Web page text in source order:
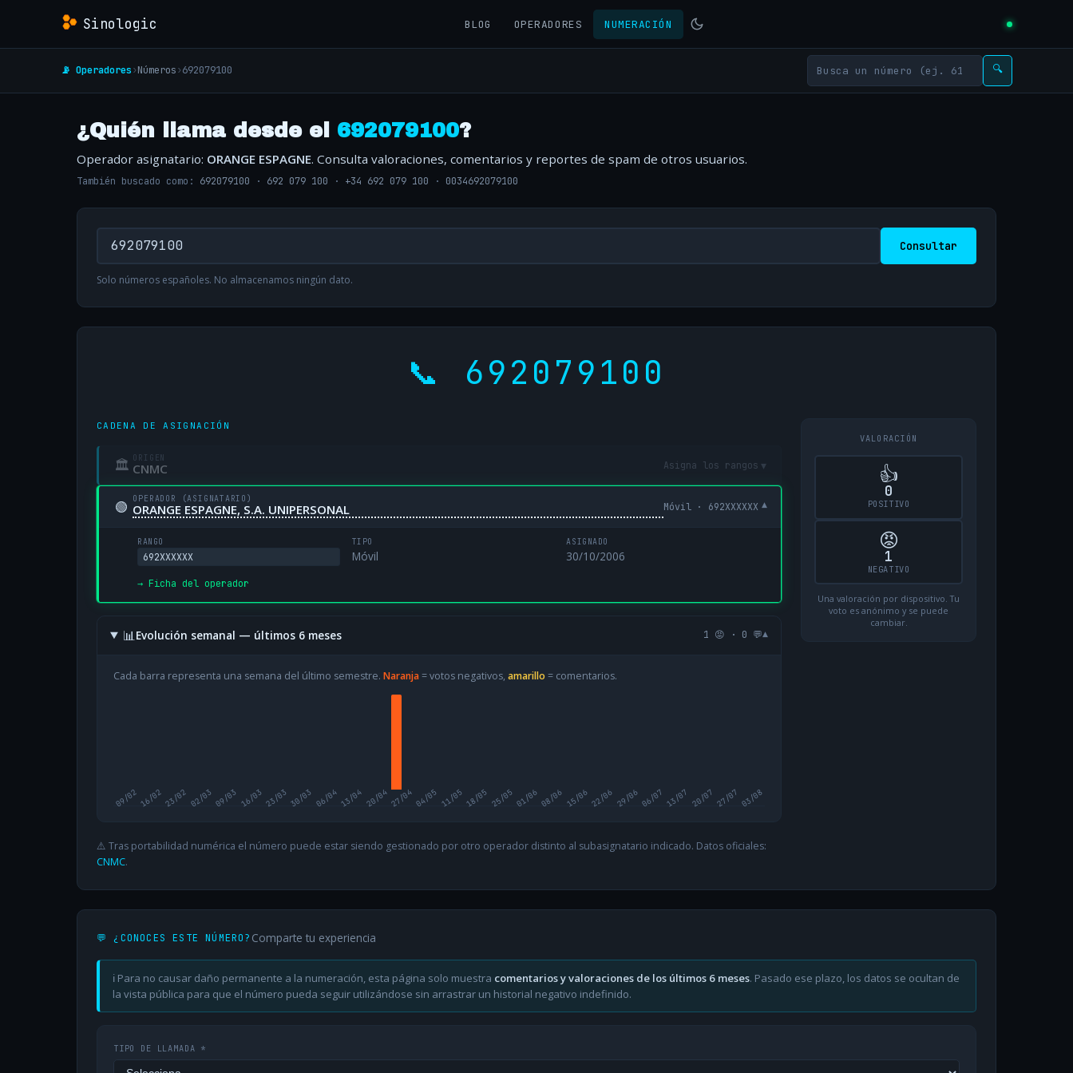
Sinologic BLOG OPERADORES NUMERACIÓN
📡 Operadores›Números›692079100 🔍
¿Quién llama desde el 692079100?
Operador asignatario: ORANGE ESPAGNE. Consulta valoraciones, comentarios y reportes de spam de otros usuarios.
También buscado como: 692079100 · 692 079 100 · +34 692 079 100 · 0034692079100
Consultar
Solo números españoles. No almacenamos ningún dato.
📞 692079100
CADENA DE ASIGNACIÓN
🏛 ORIGEN
CNMC Asigna los rangos ▾
🟢 OPERADOR (ASIGNATARIO)
ORANGE ESPAGNE, S.A. UNIPERSONAL Móvil · 692XXXXXX ▾
RANGO
692XXXXXX
TIPO
Móvil
ASIGNADO
30/10/2006
→ Ficha del operador
📊Evolución semanal — últimos 6 meses 1 😡 · 0 💬▾
Cada barra representa una semana del último semestre. Naranja= votos negativos, amarillo = comentarios.
09/0216/0223/02 02/03 09/03 16/03 23/03 30/03 06/0413/04 20/0427/0404/05 11/0518/05 25/0501/0608/06 15/0622/06 29/0606/07 13/07 20/07 27/07 03/08
⚠️ Tras portabilidad numérica el número puede estar siendo gestionado por otro operador distinto al subasignatario indicado. Datos oficiales:
CNMC.
VALORACIÓN
👍
0
POSITIVO
😡
1
NEGATIVO
Una valoración por dispositivo. Tu
voto es anónimo y se puede
cambiar.
💬 ¿CONOCES ESTE NÚMERO? Comparte tu experiencia
ℹ️ Para no causar daño permanente a la numeración, esta página solo muestra comentarios y valoraciones de los últimos 6 meses. Pasado ese plazo, los datos se ocultan de
la vista pública para que el número pueda seguir utilizándose sin arrastrar un historial negativo indefinido.
TIPO DE LLAMADA *